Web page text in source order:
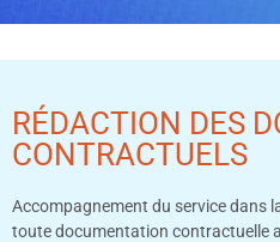
RÉDACTION DES
CONTRACTUELS
Accompagnement du service dans
toute documentation contractuelle